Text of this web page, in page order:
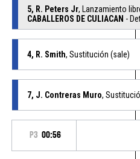
5, R. Peters Jr, Lanzamiento
CABALLEROS DE CULIACAN -
4, R. Smith, Sustitución (sale)
7, J. Contreras Muro,
P3 00:56